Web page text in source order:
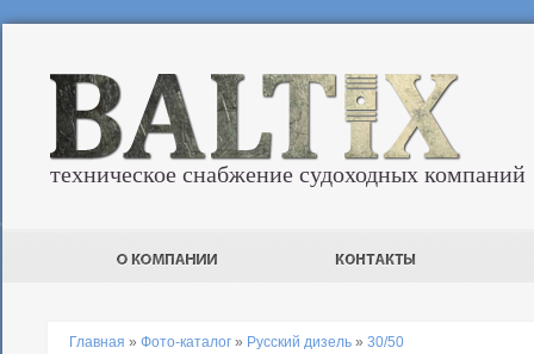
техническое снабжение судоходных компаний
Главная » Фото-каталог » Русский дизель » 30/50